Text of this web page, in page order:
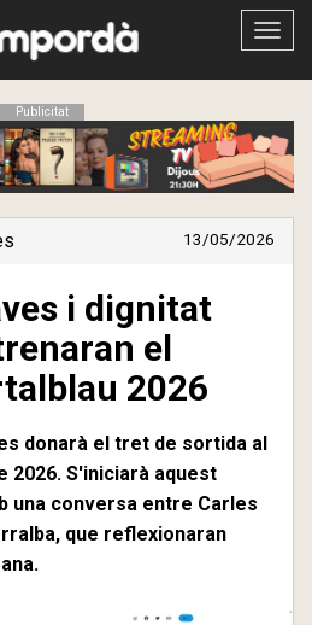
Obrir
Publicitat
13/05/2026
i dignitat
el
2026
donarà el tret de sortida al
2026. S'iniciarà aquest
una conversa entre Carles
que reflexionaran